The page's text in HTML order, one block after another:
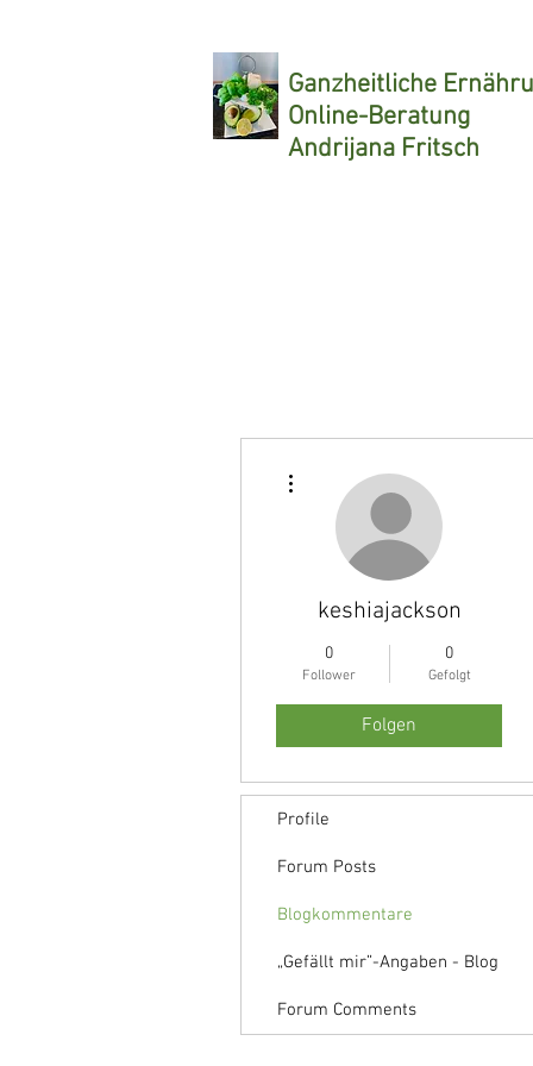
Ganzheitliche
Online-Beratung
Andrijana Fritsch
keshiajackson
0
Follower
0
Gefolgt
Folgen
Profile
Forum Posts
Blogkommentare
„Gefällt mir”-Angaben - Blog
Forum Comments